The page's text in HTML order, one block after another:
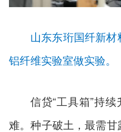
山东东珩国纤新
铝纤维实验室做实验。
信贷“工具箱”持
难。种子破土，最需甘